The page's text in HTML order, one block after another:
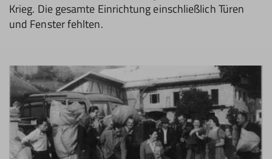
Krieg. Die gesamte Einrichtung einschließlich Türen
und Fenster fehlten.